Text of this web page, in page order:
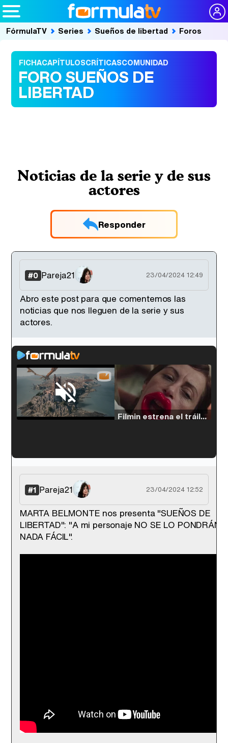
FórmulaTV Series Sueños de libertad Foros
FICHACAPÍTULOSCRÍTICASCOMUNIDAD
FORO SUEÑOS DE
LIBERTAD
Noticias de la serie y de sus
actores
Responder
#0 Pareja21 23/04/2024 12:49
Abro este post para que comentemos las
noticias que nos lleguen de la serie y sus
actores.
Unmute
Loaded:
54.63%
Filmin estrena el tráiler de 'Millennial Mal', su nueva comedia universitaria de la mano de Lorena Iglesias
'120 Minutos' celebra sus 2.000 programas en Telemadrid con un vídeo del día a día en la redacción
#1 Pareja21 23/04/2024 12:52
MARTA BELMONTE nos presenta "SUEÑOS DE
LIBERTAD": "A mi personaje NO SE LO PONDRÁN
NADA FÁCIL".